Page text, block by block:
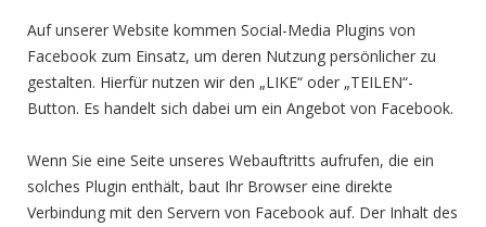
Auf unserer Website kommen Social-Media Plugins von
Facebook zum Einsatz, um deren Nutzung persönlicher zu
gestalten. Hierfür nutzen wir den „LIKE“ oder „TEILEN“-
Button. Es handelt sich dabei um ein Angebot von Facebook.
Wenn Sie eine Seite unseres Webauftritts aufrufen, die ein
solches Plugin enthält, baut Ihr Browser eine direkte
Verbindung mit den Servern von Facebook auf. Der Inhalt des